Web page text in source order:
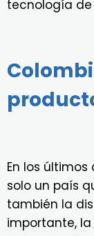
tecnología
En los
solo un país
también la
importante,